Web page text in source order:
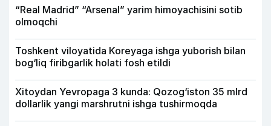
“Real Madrid” “Arsenal” yarim himoyachisini sotib
olmoqchi
Toshkent viloyatida Koreyaga ishga yuborish bilan
bog‘liq firibgarlik holati fosh etildi
Xitoydan Yevropaga 3 kunda: Qozog‘iston 35 mlrd
dollarlik yangi marshrutni ishga tushirmoqda